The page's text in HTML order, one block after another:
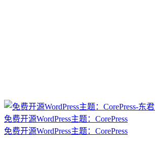
免费开源WordPress主题：CorePress
免费开源WordPress主题：CorePress